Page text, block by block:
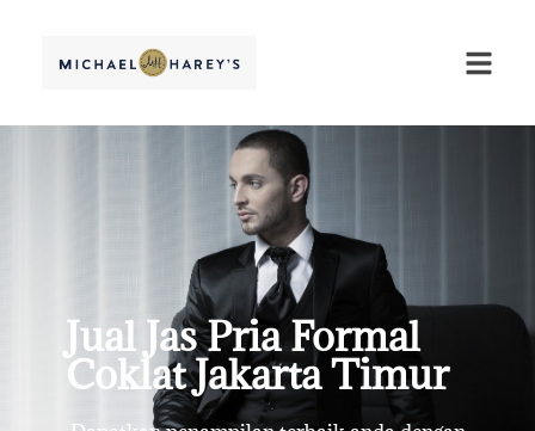
Jual Jas Pria Formal
Coklat Jakarta Timur